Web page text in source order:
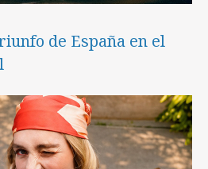
de España en el